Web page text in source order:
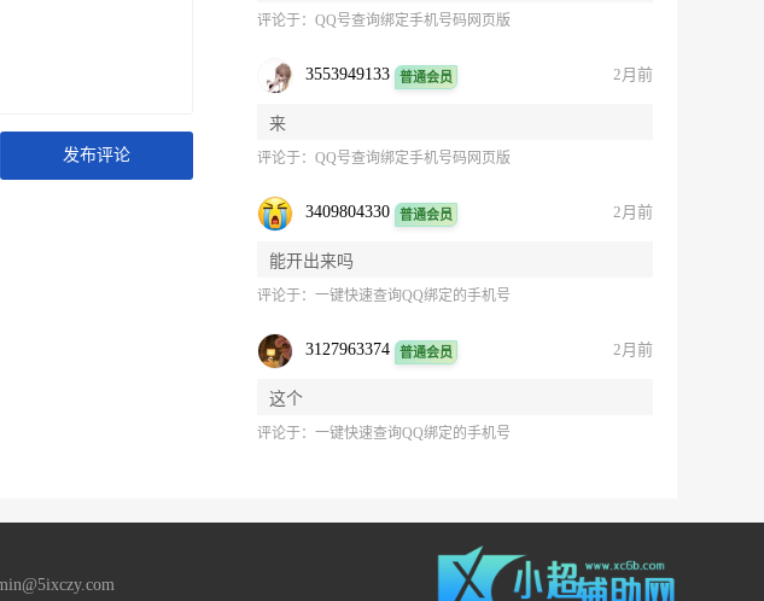
发布评论
评论于：QQ号查询绑定手机号码网页版
3553949133 普通会员 2月前
来
评论于：QQ号查询绑定手机号码网页版
3409804330 普通会员 2月前
能开出来吗
评论于：一键快速查询QQ绑定的手机号
3127963374 普通会员 2月前
这个
评论于：一键快速查询QQ绑定的手机号